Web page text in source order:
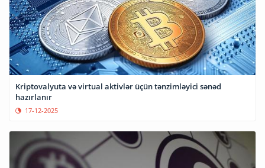
Kriptovalyuta və virtual aktivlər üçün tənzimləyici sənəd
hazırlanır
17-12-2025